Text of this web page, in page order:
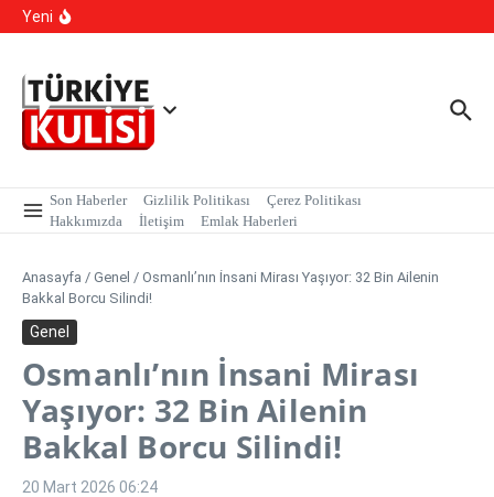
İçeriğe atla
Yeni
Yapay Zeka Sentetik Virüs Üretti
kapsamında, MASAK verileri üzerinde yapılan inceleme H.E
isimli şahıs tutuklandı.
Son Haberler Gizlilik Politikası
Çerez Politikası
Hakkımızda
İletişim Emlak Haberleri
Anasayfa / Genel / Osmanlı’nın İnsani Mirası Yaşıyor: 32 Bin Ailenin
Bakkal Borcu Silindi!
Genel
Osmanlı’nın İnsani Mirası
Yaşıyor: 32 Bin Ailenin
Bakkal Borcu Silindi!
20 Mart 2026 06:24